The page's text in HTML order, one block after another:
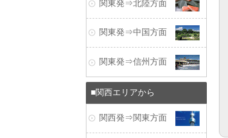
関東発⇒北陸方面
関東発⇒中国方面
関東発⇒信州方面
関西エリアから
関西発⇒関東方面